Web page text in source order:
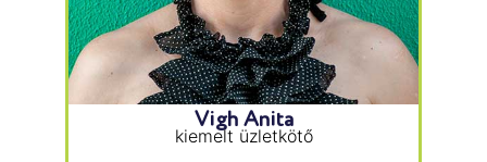
Vigh Anita
kiemelt üzletkötő